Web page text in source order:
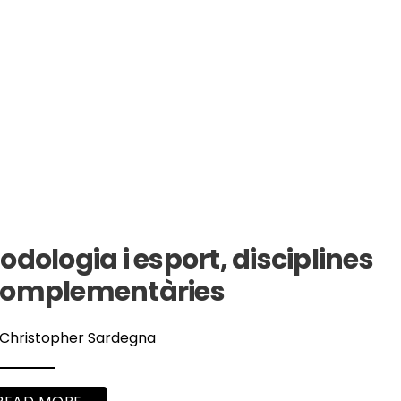
i esport, disciplines
Sardegna